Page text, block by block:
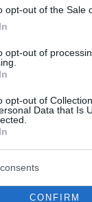
opt-out of the Sale
opt-out of
opt-out of
Data that Is
CONFIRM
αίματος έγινε
σε